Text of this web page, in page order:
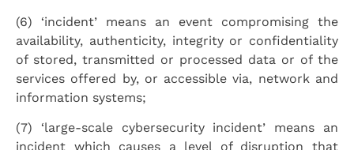
(6) ‘incident’ means an event compromising the
availability, authenticity, integrity or confidentiality
of stored, transmitted or processed data or of the
services offered by, or accessible via, network and
information systems;
(7) ‘large-scale cybersecurity incident’ means an
incident which causes a level of disruption that